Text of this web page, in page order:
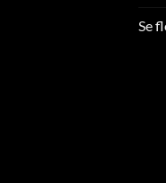
Se